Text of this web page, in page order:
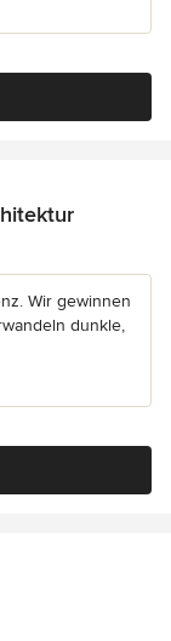
Wir gewinnen
dunkle,